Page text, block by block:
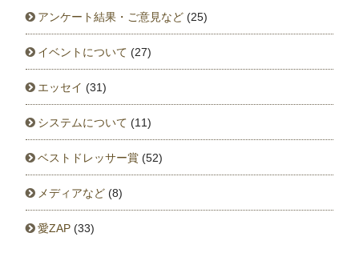
アンケート結果・ご意見など (25)
イベントについて (27)
エッセイ (31)
システムについて (11)
ベストドレッサー賞 (52)
メディアなど (8)
愛ZAP (33)